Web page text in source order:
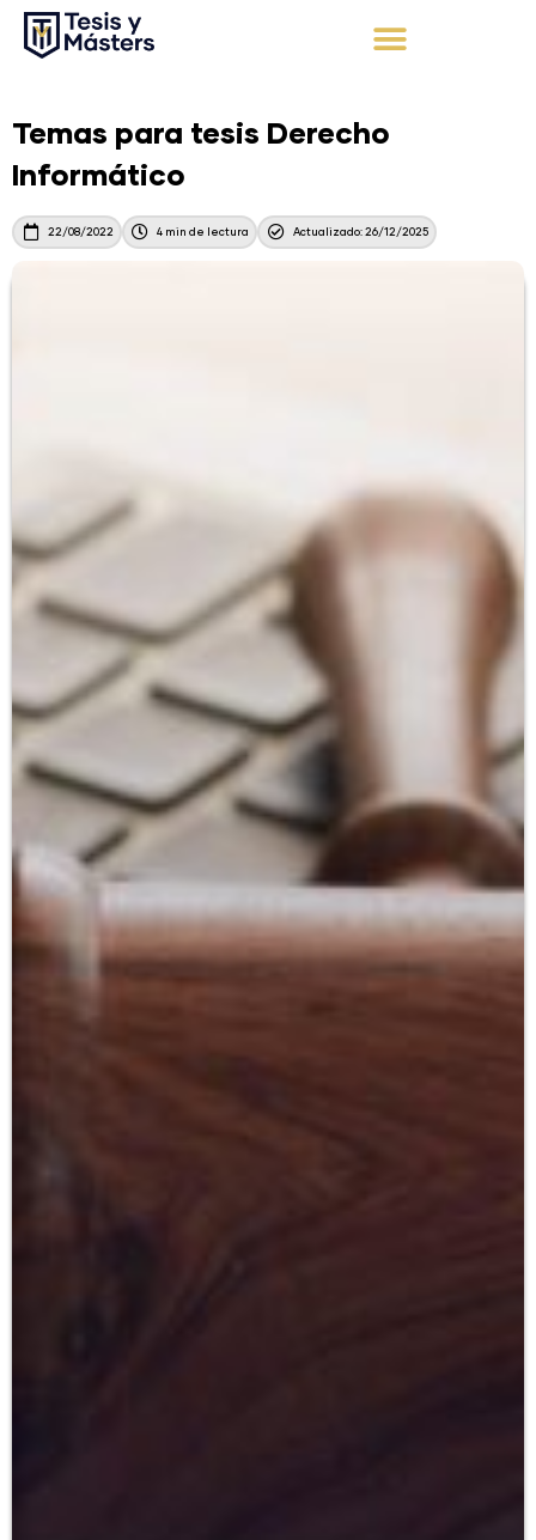
Temas para tesis Derecho
Informático
22/08/2022 4 min de lectura Actualizado: 26/12/2025